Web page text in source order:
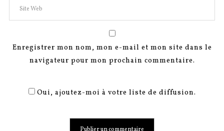
Enregistrer mon nom, mon e-mail et mon site dans le
navigateur pour mon prochain commentaire.
Oui, ajoutez-moi à votre liste de diffusion.